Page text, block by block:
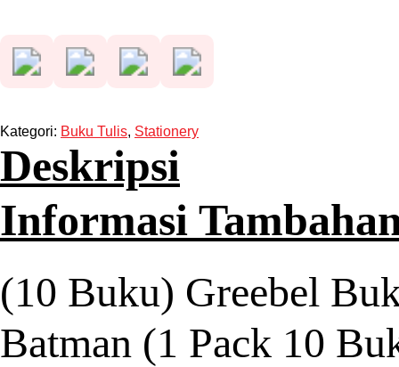
Kategori: Buku Tulis, Stationery
Deskripsi
Informasi
(10 Buku) Greebel
Batman (1 Pack 10